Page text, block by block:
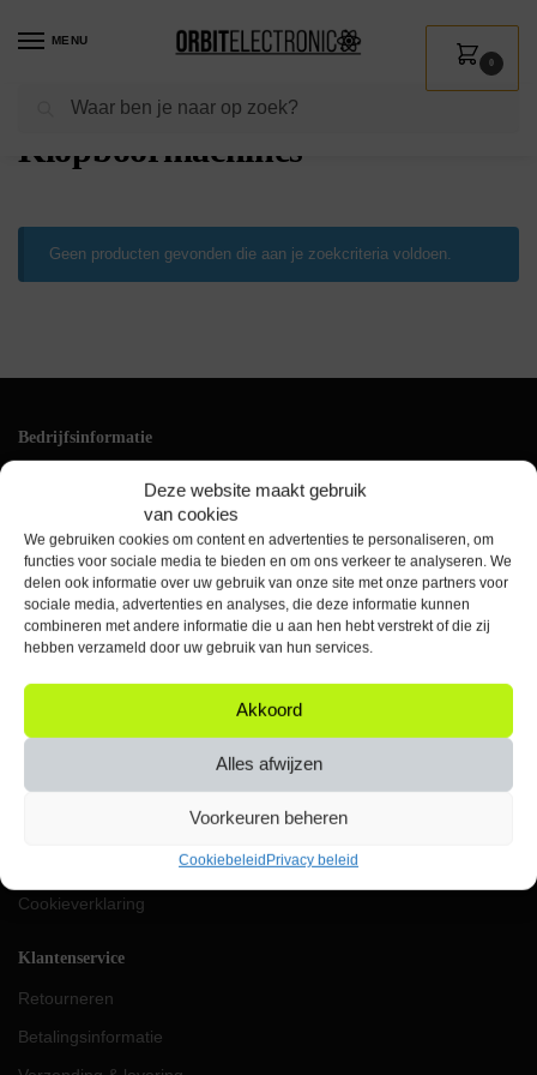
Deze website maakt gebruik
van cookies
We gebruiken cookies om content en advertenties te personaliseren, om
functies voor sociale media te bieden en om ons verkeer te analyseren. We
delen ook informatie over uw gebruik van onze site met onze partners voor
sociale media, advertenties en analyses, die deze informatie kunnen
combineren met andere informatie die u aan hen hebt verstrekt of die zij
hebben verzameld door uw gebruik van hun services.
Akkoord
Alles afwijzen
Voorkeuren beheren
CookiebeleidPrivacy beleid
MENU
Zoeken
0
Shop / Gereedschap / Elektrisch gereedschap
Klopboormachines
Geen producten gevonden die aan je zoekcriteria voldoen.
Bedrijfsinformatie
+31(0)228 528 161
Elke werkdag bereikbaar
tussen 09:00 & 17:00 uur
KVK: 87624419
VAT: NL004453656B91
IBAN: NL69RABO0357049896
Werken bij Orbit
Algemene voorwaarden
Cookieverklaring
Klantenservice
Retourneren
Betalingsinformatie